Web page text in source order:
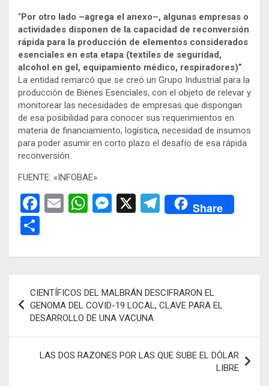
“Por otro lado –agrega el anexo–, algunas empresas o
actividades disponen de la capacidad de reconversión
rápida para la producción de elementos considerados
esenciales en esta etapa (textiles de seguridad,
alcohol en gel, equipamiento médico, respiradores)”.
La entidad remarcó que se creó un Grupo Industrial para la
producción de Bienes Esenciales, con el objeto de relevar y
monitorear las necesidades de empresas que dispongan
de esa posibilidad para conocer sus requerimientos en
materia de financiamiento, logística, necesidad de insumos
para poder asumir en corto plazo el desafío de esa rápida
reconversión.
FUENTE: «INFOBAE».
F
b
o
k
E
W
s
p
p
M
n
er
X
T
gr
m
Share
m
p
ar
tir
Navegación
de
entradas
CIENTÍFICOS DEL MALBRÁN DESCIFRARON EL
GENOMA DEL COVID-19 LOCAL, CLAVE PARA EL
DESARROLLO DE UNA VACUNA
LAS DOS RAZONES POR LAS QUE SUBE EL DÓLAR
LIBRE